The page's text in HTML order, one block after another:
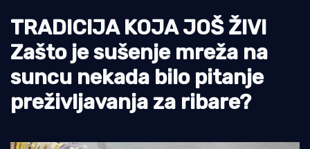
Pomorstvo
Ribolov
Ekologija
Tradicija i kultura
TRADICIJA KOJA JOŠ ŽIVI
Zašto je sušenje mreža na
suncu nekada bilo pitanje
preživljavanja za ribare?